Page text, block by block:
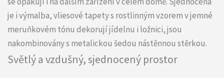
je i výmalba, vliesové tapety s rostlinným vzorem v jemné
meruňkovém tónu dekorují jídelnu i ložnici, jsou
nakombinovány s metalickou šedou nástěnnou stěrkou.
Světlý a vzdušný, sjednocený prostor